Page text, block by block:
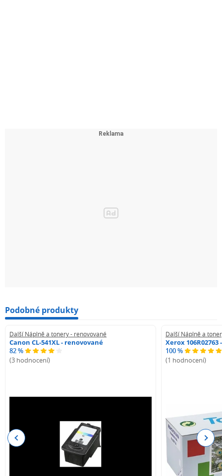
Podobné produkty
Další Náplně a tonery - renovované
Canon CL-541XL - renovované
82 %
(3 hodnocení)
Další Náplně a
Xerox
100 %
(1 hodnocení)
Previous Next